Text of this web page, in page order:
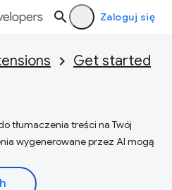
Zaloguj się
Get started
tłumaczenia treści na Twój
wygenerowane przez AI mogą